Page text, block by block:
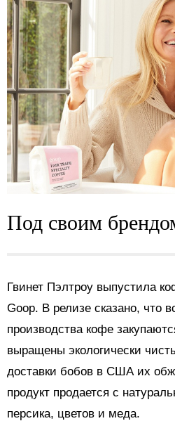
Под своим
Гвинет Пэлтроу выпустила
Goop. В релизе сказано, что
производства кофе
выращены экологически
доставки бобов в США их
продукт продается с
персика, цветов и меда.